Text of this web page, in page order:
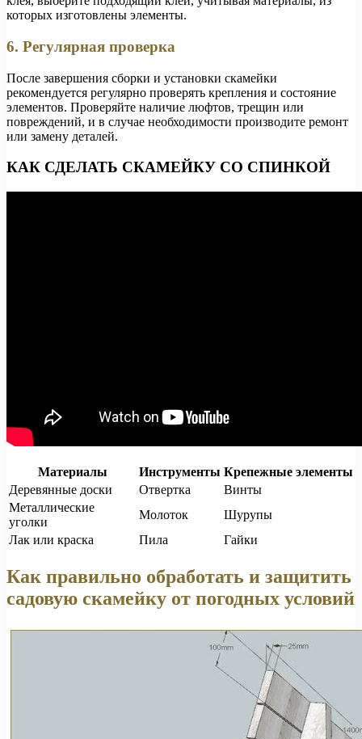
которых изготовлены элементы.
6. Регулярная проверка
После завершения сборки и установки скамейки
рекомендуется регулярно проверять крепления и состояние
элементов. Проверяйте наличие люфтов, трещин или
повреждений, и в случае необходимости производите ремонт
или замену деталей.
КАК СДЕЛАТЬ СКАМЕЙКУ СО СПИНКОЙ
Материалы Инструменты Крепежные элементы
Деревянные доски
Отвертка
Винты
Металлические
уголки
Молоток
Шурупы
Лак или краска
Пила Гайки
Как правильно обработать и защитить
садовую скамейку от погодных условий